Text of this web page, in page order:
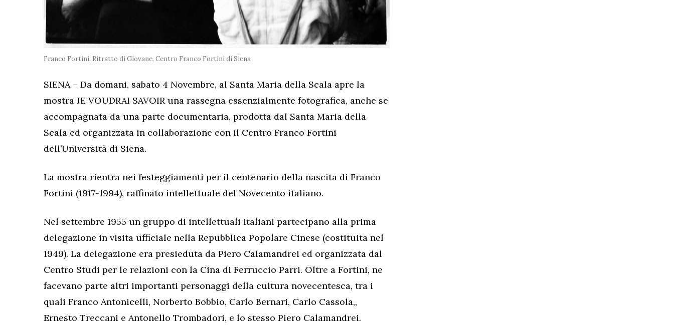
Franco Fortini. Ritratto di Giovane. Centro Franco Fortini di Siena
SIENA – Da domani, sabato 4 Novembre, al Santa Maria della Scala apre la
mostra JE VOUDRAI SAVOIR una rassegna essenzialmente fotografica, anche se
accompagnata da una parte documentaria, prodotta dal Santa Maria della
Scala ed organizzata in collaborazione con il Centro Franco Fortini
dell’Università di Siena.
La mostra rientra nei festeggiamenti per il centenario della nascita di Franco
Fortini (1917-1994), raffinato intellettuale del Novecento italiano.
Nel settembre 1955 un gruppo di intellettuali italiani partecipano alla prima
delegazione in visita ufficiale nella Repubblica Popolare Cinese (costituita nel
1949). La delegazione era presieduta da Piero Calamandrei ed organizzata dal
Centro Studi per le relazioni con la Cina di Ferruccio Parri. Oltre a Fortini, ne
facevano parte altri importanti personaggi della cultura novecentesca, tra i
quali Franco Antonicelli, Norberto Bobbio, Carlo Bernari, Carlo Cassola,,
Ernesto Treccani e Antonello Trombadori, e lo stesso Piero Calamandrei.